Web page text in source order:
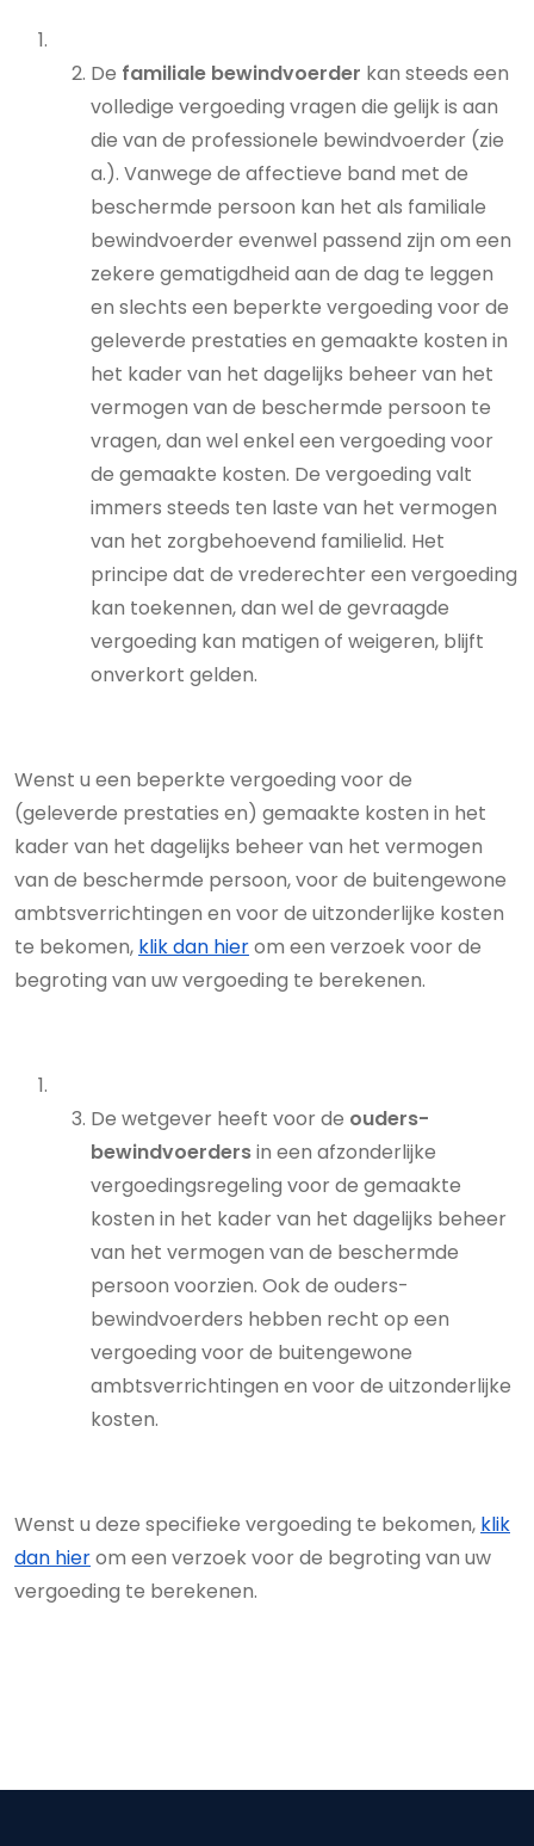
De familiale bewindvoerder kan steeds een
volledige vergoeding vragen die gelijk is aan
die van de professionele bewindvoerder (zie
a.). Vanwege de affectieve band met de
beschermde persoon kan het als familiale
bewindvoerder evenwel passend zijn om een
zekere gematigdheid aan de dag te leggen
en slechts een beperkte vergoeding voor de
geleverde prestaties en gemaakte kosten in
het kader van het dagelijks beheer van het
vermogen van de beschermde persoon te
vragen, dan wel enkel een vergoeding voor
de gemaakte kosten. De vergoeding valt
immers steeds ten laste van het vermogen
van het zorgbehoevend familielid. Het
principe dat de vrederechter een vergoeding
kan toekennen, dan wel de gevraagde
vergoeding kan matigen of weigeren, blijft
onverkort gelden.
Wenst u een beperkte vergoeding voor de
(geleverde prestaties en) gemaakte kosten in het
kader van het dagelijks beheer van het vermogen
van de beschermde persoon, voor de buitengewone
ambtsverrichtingen en voor de uitzonderlijke kosten
te bekomen, klik dan hierom een verzoek voor de
begroting van uw vergoeding te berekenen.
De wetgever heeft voor de ouders-
bewindvoerdersin een afzonderlijke
vergoedingsregeling voor de gemaakte
kosten in het kader van het dagelijks beheer
van het vermogen van de beschermde
persoon voorzien. Ook de ouders-
bewindvoerders hebben recht op een
vergoeding voor de buitengewone
ambtsverrichtingen en voor de uitzonderlijke
kosten.
Wenst u deze specifieke vergoeding te bekomen, klik
dan hierom een verzoek voor de begroting van uw
vergoeding te berekenen.